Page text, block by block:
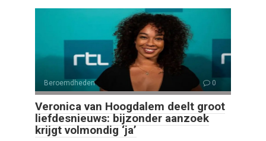
Beroemdheden 0
Veronica van Hoogdalem deelt groot
liefdesnieuws: bijzonder aanzoek
krijgt volmondig ‘ja’